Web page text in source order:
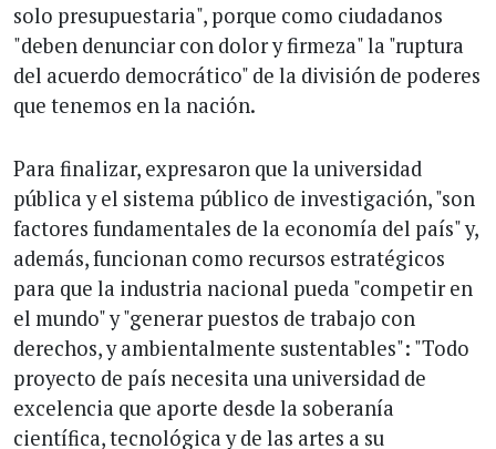
solo presupuestaria", porque como ciudadanos
"deben denunciar con dolor y firmeza" la "ruptura
del acuerdo democrático" de la división de poderes
que tenemos en la nación.
Para finalizar, expresaron que la universidad
pública y el sistema público de investigación, "son
factores fundamentales de la economía del país" y,
además, funcionan como recursos estratégicos
para que la industria nacional pueda "competir en
el mundo" y "generar puestos de trabajo con
derechos, y ambientalmente sustentables": "Todo
proyecto de país necesita una universidad de
excelencia que aporte desde la soberanía
científica, tecnológica y de las artes a su